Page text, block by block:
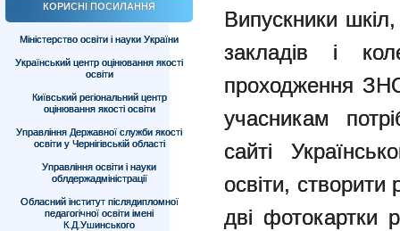
КОРИСНІ ПОСИЛАННЯ
Міністерство освіти і науки України
Український центр оцінювання якості
освіти
Київський регіональний центр
оцінювання якості освіти
Управління Державної служби якості
освіти у Чернігівській області
Управління освіти і науки
облдержадміністрації
Обласний інститут післядипломної
педагогічної освіти імені
К.Д.Ушинського
Випускники
закладів і
проходження
учасникам
сайті
освіти, створити
дві фотокартки